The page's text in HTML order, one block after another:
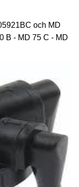
och MD
B - MD 75 C - MD